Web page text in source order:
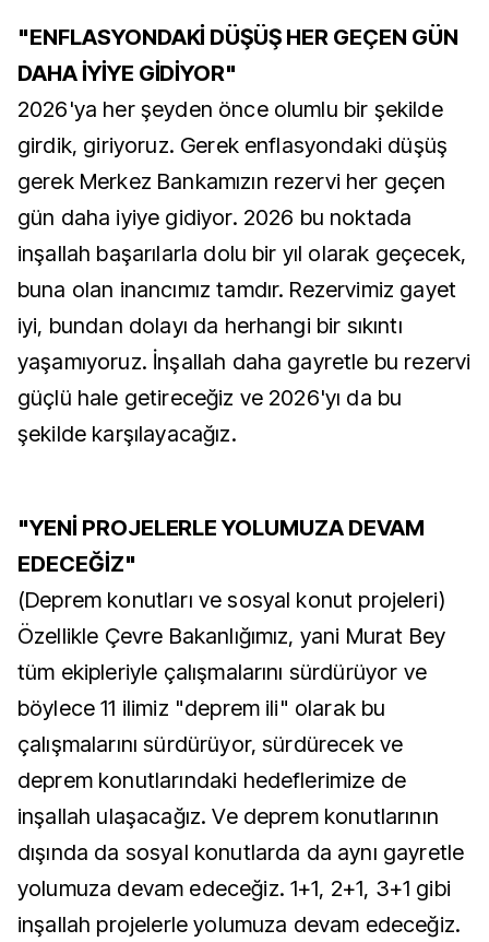
"ENFLASYONDAKİ DÜŞÜŞ HER GEÇEN GÜN
DAHA İYİYE GİDİYOR"
2026'ya her şeyden önce olumlu bir şekilde
girdik, giriyoruz. Gerek enflasyondaki düşüş
gerek Merkez Bankamızın rezervi her geçen
gün daha iyiye gidiyor. 2026 bu noktada
inşallah başarılarla dolu bir yıl olarak geçecek,
buna olan inancımız tamdır. Rezervimiz gayet
iyi, bundan dolayı da herhangi bir sıkıntı
yaşamıyoruz. İnşallah daha gayretle bu rezervi
güçlü hale getireceğiz ve 2026'yı da bu
şekilde karşılayacağız.
"YENİ PROJELERLE YOLUMUZA DEVAM
EDECEĞİZ"
(Deprem konutları ve sosyal konut projeleri)
Özellikle Çevre Bakanlığımız, yani Murat Bey
tüm ekipleriyle çalışmalarını sürdürüyor ve
böylece 11 ilimiz "deprem ili" olarak bu
çalışmalarını sürdürüyor, sürdürecek ve
deprem konutlarındaki hedeflerimize de
inşallah ulaşacağız. Ve deprem konutlarının
dışında da sosyal konutlarda da aynı gayretle
yolumuza devam edeceğiz. 1+1, 2+1, 3+1 gibi
inşallah projelerle yolumuza devam edeceğiz.